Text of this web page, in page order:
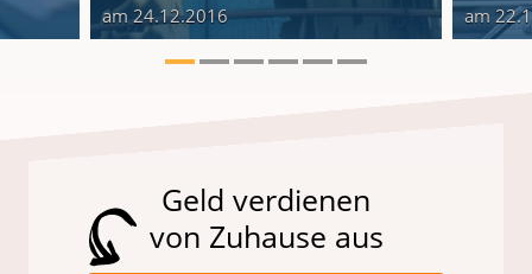
am 24.12.2016 am
Geld verdienen
von Zuhause aus